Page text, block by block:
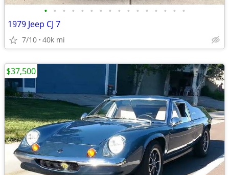
• • • • • • • • • • • • • • • •
1979 Jeep CJ 7
7/10 40k mi
$37,500